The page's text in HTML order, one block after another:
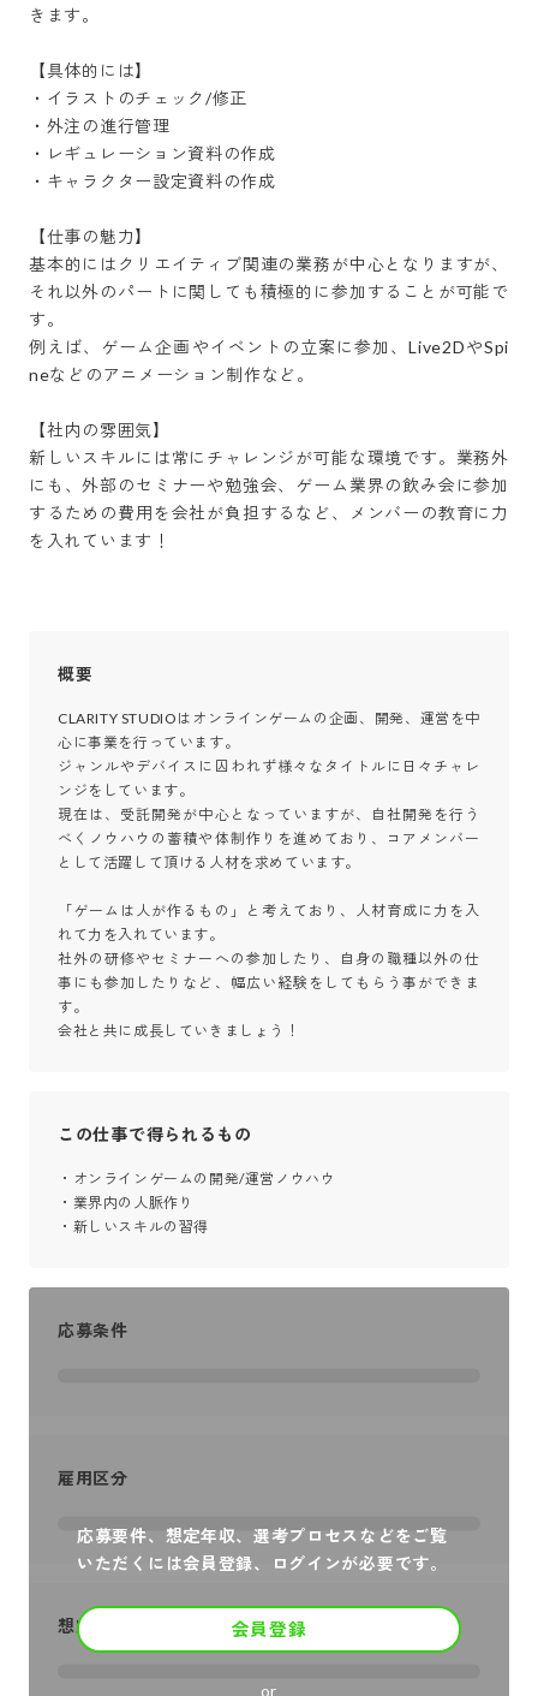
きます。
【具体的には】
・イラストのチェック/修正
・外注の進行管理
・レギュレーション資料の作成
・キャラクター設定資料の作成
【仕事の魅力】
基本的にはクリエイティブ関連の業務が中心となりますが、
それ以外のパートに関しても積極的に参加することが可能で
す。
例えば、ゲーム企画やイベントの立案に参加、Live2DやSpi
neなどのアニメーション制作など。
【社内の雰囲気】
新しいスキルには常にチャレンジが可能な環境です。業務外
にも、外部のセミナーや勉強会、ゲーム業界の飲み会に参加
するための費用を会社が負担するなど、メンバーの教育に力
を入れています！
概要
CLARITY STUDIOはオンラインゲームの企画、開発、運営を中
心に事業を行っています。
ジャンルやデバイスに囚われず様々なタイトルに日々チャレ
ンジをしています。
現在は、受託開発が中心となっていますが、自社開発を行う
べくノウハウの蓄積や体制作りを進めており、コアメンバー
として活躍して頂ける人材を求めています。
「ゲームは人が作るもの」と考えており、人材育成に力を入
れて力を入れています。
社外の研修やセミナーへの参加したり、自身の職種以外の仕
事にも参加したりなど、幅広い経験をしてもらう事ができま
す。
会社と共に成長していきましょう！
この仕事で得られるもの
・オンラインゲームの開発/運営ノウハウ
・業界内の人脈作り
・新しいスキルの習得
応募要件、想定年収、選考プロセスなどをご覧
いただくには会員登録、ログインが必要です。
会員登録
or
応募条件
雇用区分
想定年収